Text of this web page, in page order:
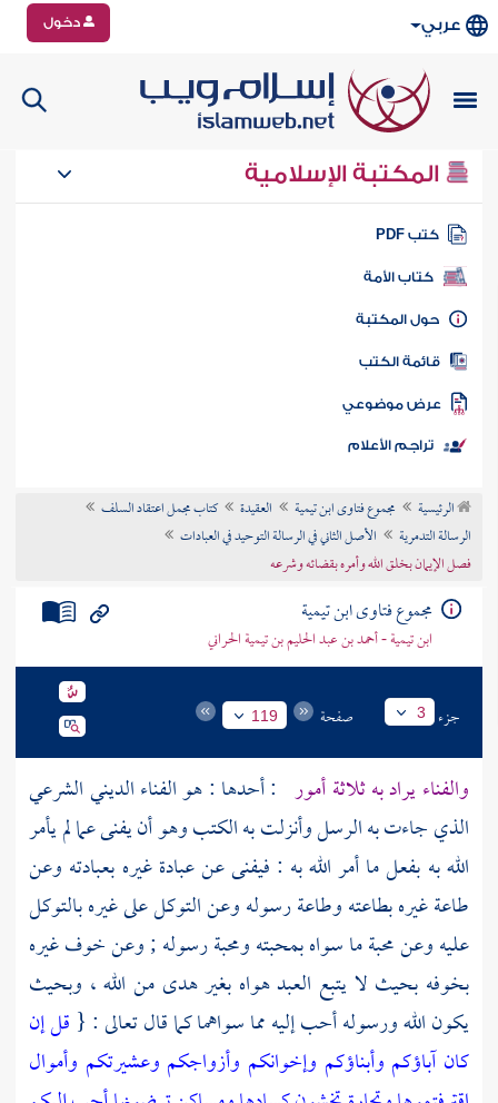
عربي دخول
المكتبة الإسلامية
كتب PDF
كتاب الأمة
المكتبة
الكتب
موضوعي
تراجم الأعلام
الرئيسية مجموع فتاوى ابن تيمية العقيدة
كتاب مجمل اعتقاد السلف
الرسالة التدمرية
الأصل الثاني في الرسالة التوحيد في العبادات
فصل الإيمان بخلق الله وأمره بقضائه وشرعه
مجموع فتاوى ابن تيمية
ابن تيمية - أحمد بن عبد الحليم بن تيمية الحراني
جزء 3 صفحة 119
والفناء يراد به ثلاثة أمور : أحدها : هو الفناء الديني الشرعي
الذي جاءت به الرسل وأنزلت به الكتب وهو أن يفنى عما لم يأمر
الله به بفعل ما أمر الله به : فيفنى عن عبادة غيره بعبادته وعن
طاعة غيره بطاعته وطاعة رسوله وعن التوكل على غيره بالتوكل
عليه وعن محبة ما سواه بمحبته ومحبة رسوله ; وعن خوف غيره
بخوفه بحيث لا يتبع العبد هواه بغير هدى من الله ، وبحيث
يكون الله ورسوله أحب إليه مما سواهما كما قال تعالى : { قل إن
كان آباؤكم وأبناؤكم وإخوانكم وأزواجكم وعشيرتكم وأموال